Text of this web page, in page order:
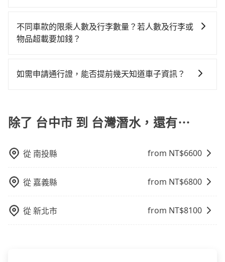
乘車，也可參考tripool的拼車共乘服務，最多可再節省
50%的交通費用。
方便。再者，租車地點可能離你的住家/辦公室/起點還有
段路，且須配合車行營業時間做租還動作，另外承租過
可能遭遇各種莫名理由而被額外收費，風險可謂不小。
格或服務品質上，tripool都是你從台中市到台灣潛水的
最佳選擇。
(VISA/MasterCard/JCB)、簽帳卡 (金融信用卡) 和
AFTEE 先享受後付款等。若您沒有信用卡，建議可以使
不同車款的限乘人數及行李數量？若人數及行李或
物品超載要加錢？
的車型。 五人座驕車可乘坐三位乘客，並可攜帶三個隨
吋行李箱。 為了確保行車安全及遵守相關法規，我們不
能超載人數。 如果您攜帶的行李或物品較多，我們會根
如需申請通行證，能否提前幾天知道車子資訊？
在用車前一天才開始安排車輛，並於用車前一天晚上8點
提供服務司機和車輛資訊。如果您有特殊的用車需求，
booking@tripool.app，將有專人協助回覆確認是否能
除了 台中市 到 台灣潛水，還有⋯
從 南投縣 from NT$6600
從 嘉義縣 from NT$6800
從新北市 from NT$8100